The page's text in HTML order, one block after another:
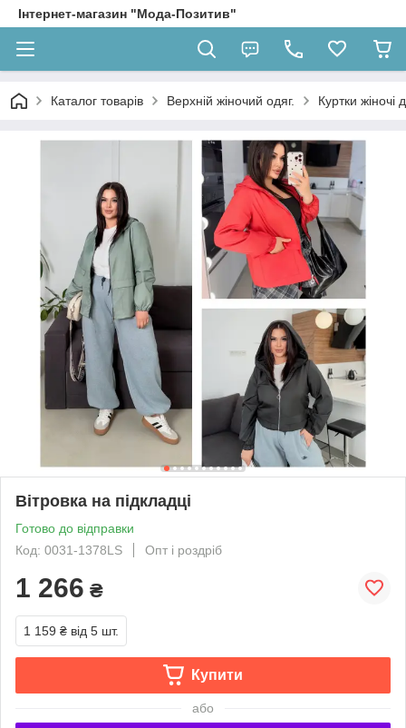
Інтернет-магазин "Мода-Позитив"
Каталог товарів Верхній жіночий одяг. Куртки жіночі
Вітровка на підкладці
Готово до відправки
Код: 0031-1378LS
Опт і роздріб
1 266 ₴
1 159 ₴ від 5 шт.
Купити
або